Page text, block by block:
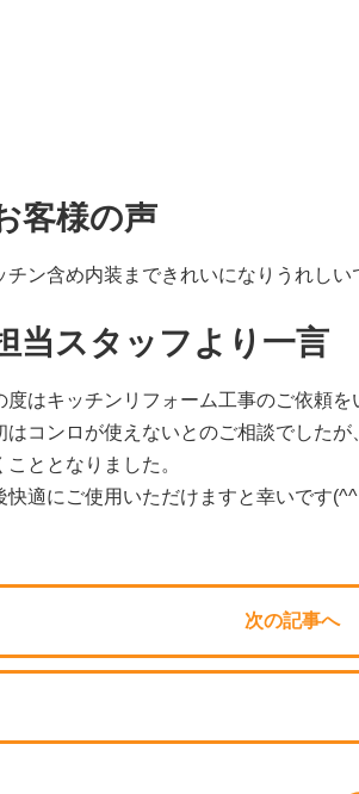
客様の声
チン含め内装まできれいになりうれしい
当スタッフより一言
度はキッチンリフォーム工事のご依頼
はコンロが使えないとのご相談でした
こととなりました。
快適にご使用いただけますと幸いです
次の記事へ